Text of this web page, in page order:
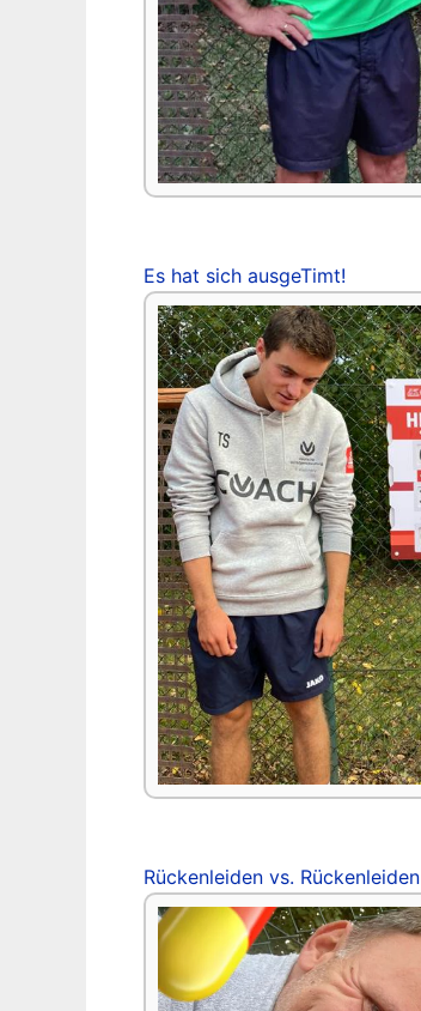
Es hat sich ausgeTimt!
Rückenleiden vs. Rückenleiden